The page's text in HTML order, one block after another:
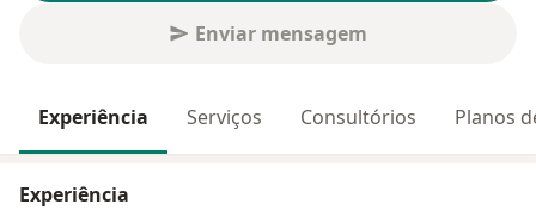
Enviar mensagem
Experiência Serviços Consultórios Planos
Experiência